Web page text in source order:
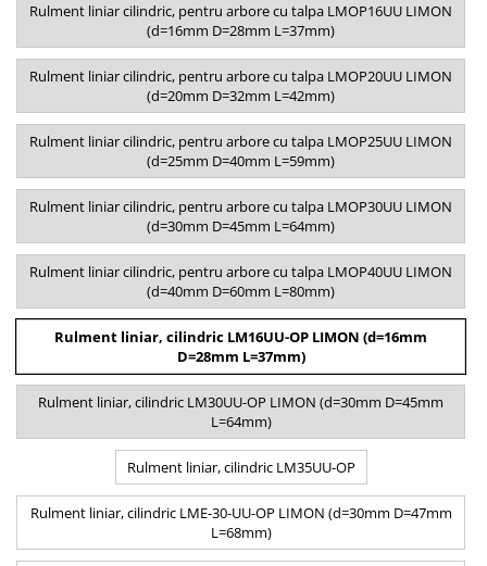
Rulment liniar cilindric, pentru arbore cu talpa LMOP16UU LIMON
(d=16mm D=28mm L=37mm)
Rulment liniar cilindric, pentru arbore cu talpa LMOP20UU LIMON
(d=20mm D=32mm L=42mm)
Rulment liniar cilindric, pentru arbore cu talpa LMOP25UU LIMON
(d=25mm D=40mm L=59mm)
Rulment liniar cilindric, pentru arbore cu talpa LMOP30UU LIMON
(d=30mm D=45mm L=64mm)
Rulment liniar cilindric, pentru arbore cu talpa LMOP40UU LIMON
(d=40mm D=60mm L=80mm)
Rulment liniar, cilindric LM16UU-OP LIMON (d=16mm
D=28mm L=37mm)
Rulment liniar, cilindric LM30UU-OP LIMON (d=30mm D=45mm
L=64mm)
Rulment liniar, cilindric LM35UU-OP
Rulment liniar, cilindric LME-30-UU-OP LIMON (d=30mm D=47mm
L=68mm)